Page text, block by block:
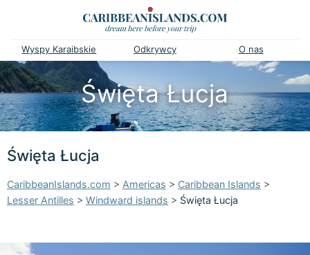
Wyspy Karaibskie Odkrywcy O nas
Święta Łucja
Święta Łucja
CaribbeanIslands.com > Americas > Caribbean Islands >
Lesser Antilles > Windward islands > Święta Łucja